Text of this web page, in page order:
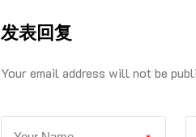
发表回复
Your email address will not be